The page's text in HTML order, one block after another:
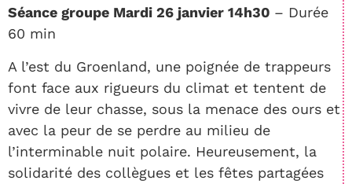
Séance groupe Mardi 26 janvier 14h30 – Durée
60 min
A l’est du Groenland, une poignée de trappeurs
font face aux rigueurs du climat et tentent de
vivre de leur chasse, sous la menace des ours et
avec la peur de se perdre au milieu de
l’interminable nuit polaire. Heureusement, la
solidarité des collègues et les fêtes partagées